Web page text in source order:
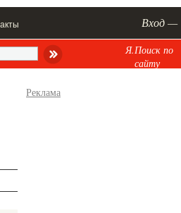
Вход —
Я.Поиск по
сайту
Реклама